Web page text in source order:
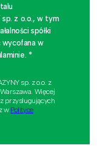
sp. z o.o., w tym
spółki
w
*
sp. z o.o. z
Więcej
przysługujących
w Polityce